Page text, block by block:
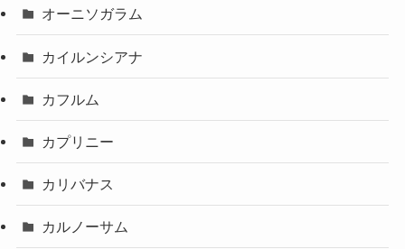
オーニソガラム
カイルンシアナ
カフルム
カプリニー
カリバナス
カルノーサム